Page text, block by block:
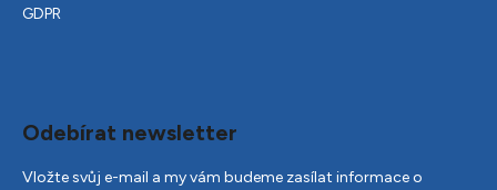
GDPR
Odebírat newsletter
Vložte svůj e-mail a my vám budeme zasílat informace o